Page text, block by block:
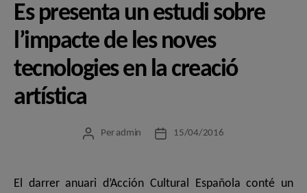
Es presenta un estudi sobre
l’impacte de les noves
tecnologies en la creació
artística
Autor
Per admin
Data15/04/2016
El darrer anuari d’Acción Cultural Española conté un